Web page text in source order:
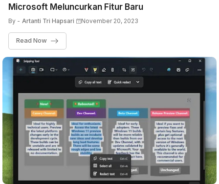
Microsoft Meluncurkan Fitur Baru
By - Artanti Tri Hapsari November 20, 2023
Read Now